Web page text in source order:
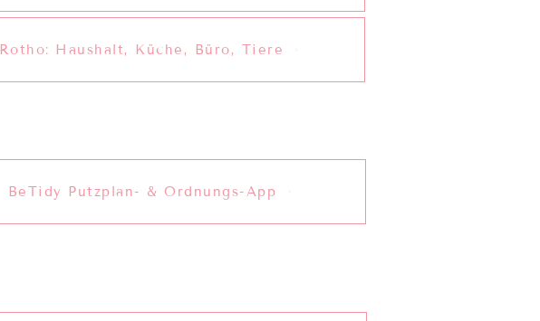
Rotho: Haushalt, Küche, Büro, Tiere
BeTidy Putzplan- & Ordnungs-App